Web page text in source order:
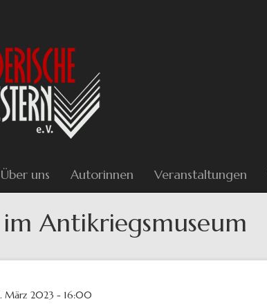
Über uns Autorinnen Veranstaltungen
im Antikriegsmuseum
März 2023 - 16:00